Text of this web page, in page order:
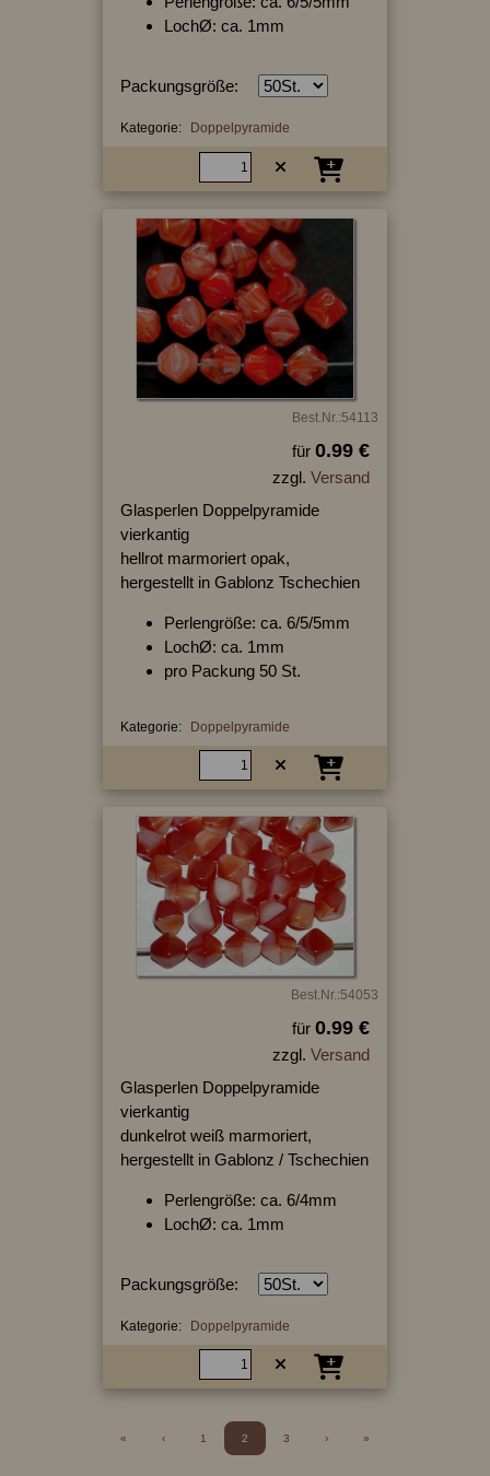
LochØ: ca. 1mm
Packungsgröße:
Kategorie: Doppelpyramide
Best.Nr.:54113
für 0.99 €
zzgl. Versand
Glasperlen Doppelpyramide
vierkantig
hellrot marmoriert opak,
hergestellt in Gablonz Tschechien
Perlengröße: ca. 6/5/5mm
LochØ: ca. 1mm
pro Packung 50 St.
Kategorie: Doppelpyramide
Best.Nr.:54053
für 0.99 €
zzgl. Versand
Glasperlen Doppelpyramide
vierkantig
dunkelrot weiß marmoriert,
hergestellt in Gablonz / Tschechien
Perlengröße: ca. 6/4mm
LochØ: ca. 1mm
Packungsgröße:
Kategorie: Doppelpyramide
« ‹ 1 2 3 › »